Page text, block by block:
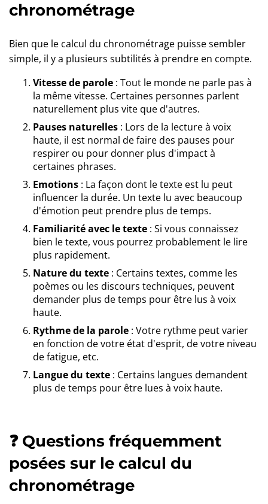
chronométrage
Bien que le calcul du chronométrage puisse sembler
simple, il y a plusieurs subtilités à prendre en compte.
Vitesse de parole : Tout le monde ne parle pas à
la même vitesse. Certaines personnes parlent
naturellement plus vite que d'autres.
Pauses naturelles : Lors de la lecture à voix
haute, il est normal de faire des pauses pour
respirer ou pour donner plus d'impact à
certaines phrases.
Emotions : La façon dont le texte est lu peut
influencer la durée. Un texte lu avec beaucoup
d'émotion peut prendre plus de temps.
Familiarité avec le texte : Si vous connaissez
bien le texte, vous pourrez probablement le lire
plus rapidement.
Nature du texte : Certains textes, comme les
poèmes ou les discours techniques, peuvent
demander plus de temps pour être lus à voix
haute.
Rythme de la parole : Votre rythme peut varier
en fonction de votre état d'esprit, de votre niveau
de fatigue, etc.
Langue du texte : Certains langues demandent
plus de temps pour être lues à voix haute.
❓ Questions fréquemment
posées sur le calcul du
chronométrage